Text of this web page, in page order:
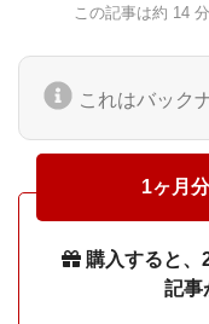
この記事は約 14
これはバック
1ヶ月
購入すると、
記事